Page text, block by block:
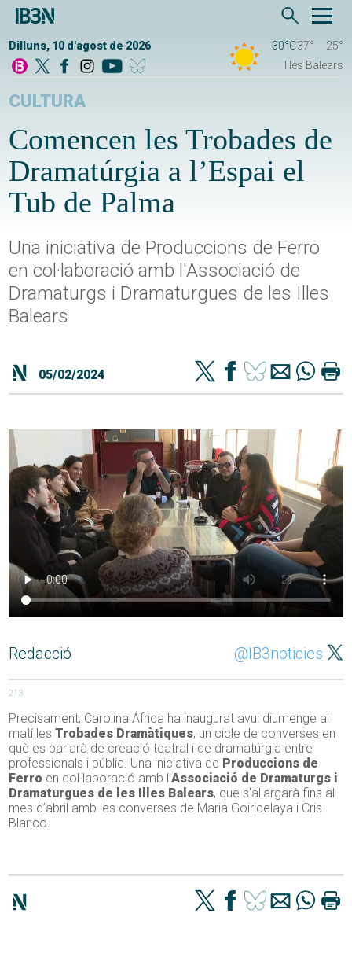
Dilluns, 10 d'agost de 2026 30°C37°
25°
Illes Balears
CULTURA
Comencen les Trobades de
Dramatúrgia a l’Espai el
Tub de Palma
Una iniciativa de Produccions de Ferro
en col·laboració amb l'Associació de
Dramaturgs i Dramaturgues de les Illes
Balears
05/02/2024
Redacció @IB3noticies
213
Precisament, Carolina África ha inaugurat avui diumenge al
matí lesTrobades Dramàtiques, un cicle de converses en
què es parlarà de creació teatral i de dramatúrgia entre
professionals i públic. Una iniciativa de Produccions de
Ferro en col·laboració amb l’Associació de Dramaturgs i
Dramaturgues de les Illes Balears, que s’allargarà fins al
mes d’abril amb les converses de Maria Goiricelaya i Cris
Blanco.